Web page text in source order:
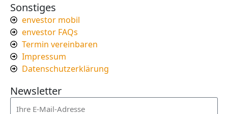
Sonstiges
envestor mobil
envestor FAQs
Termin vereinbaren
Impressum
Datenschutzerklärung
Newsletter